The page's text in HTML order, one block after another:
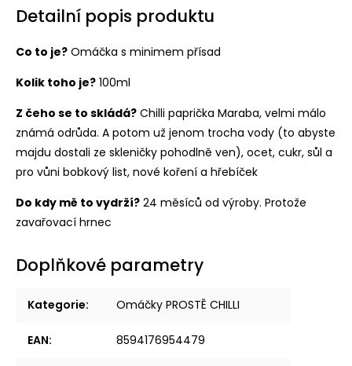
Detailní popis produktu
Co to je? Omáčka s minimem přísad
Kolik toho je? 100ml
Z čeho se to skládá? Chilli paprička Maraba, velmi málo
známá odrůda. A potom už jenom trocha vody (to abyste
majdu dostali ze skleničky pohodlně ven), ocet, cukr, sůl a
pro vůni bobkový list, nové koření a hřebíček
Do kdy mě to vydrží? 24 měsíců od výroby. Protože
zavařovací hrnec
Doplňkové parametry
Kategorie: Omáčky PROSTĚ CHILLI
EAN: 8594176954479